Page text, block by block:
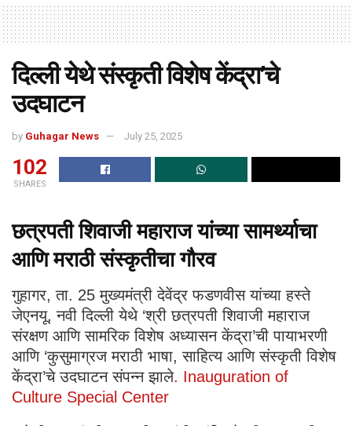
दिल्ली येथे संस्कृती विशेष केंद्रा’चे
उदघाटन
by Guhagar News July 25, 2025
102
SHARES
छत्रपती शिवाजी महाराज यांच्या सामर्थ्याचा
आणि मराठी संस्कृतीचा गौरव
गुहागर, ता. 25 मुख्यमंत्री देवेंद्र फडणवीस यांच्या हस्ते
जेएनयू, नवी दिल्ली येथे ‘श्री छत्रपती शिवाजी महाराज
संरक्षण आणि सामरिक विशेष अध्यासन केंद्रा’ची पायाभरणी
आणि ‘कुसुमाग्रज मराठी भाषा, साहित्य आणि संस्कृती विशेष
केंद्रा’चे उदघाटन संपन्न झाले. Inauguration of
Culture Special Center